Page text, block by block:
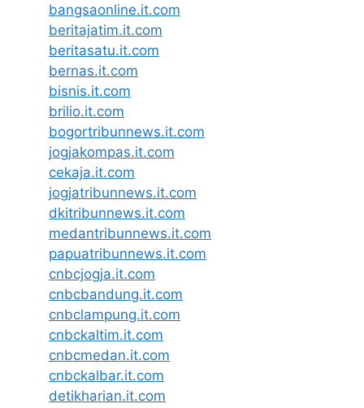
bangsaonline.it.com
beritajatim.it.com
beritasatu.it.com
bernas.it.com
bisnis.it.com
brilio.it.com
bogortribunnews.it.com
jogjakompas.it.com
cekaja.it.com
jogjatribunnews.it.com
dkitribunnews.it.com
medantribunnews.it.com
papuatribunnews.it.com
cnbcjogja.it.com
cnbcbandung.it.com
cnbclampung.it.com
cnbckaltim.it.com
cnbcmedan.it.com
cnbckalbar.it.com
detikharian.it.com